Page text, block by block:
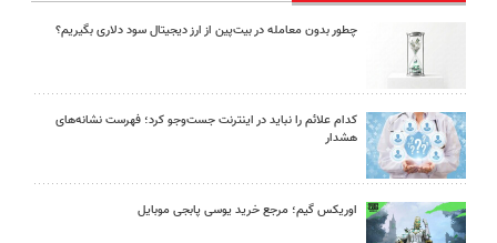
چطور بدون معامله در بیت‌پین از ارز دیجیتال سود دلاری بگیریم؟
کدام علائم را نباید در اینترنت جست‌وجو کرد؛ فهرست نشانه‌های
هشدار
اوریکس گیم؛ مرجع خرید یوسی پابجی موبایل